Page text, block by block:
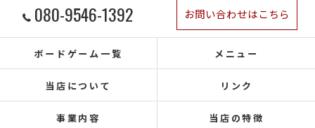
080-9546-1392 お問い合わせはこちら
ボードゲーム一覧 メニュー
当店について リンク
事業内容 当店の特徴